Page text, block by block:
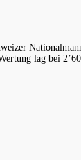
lag bei